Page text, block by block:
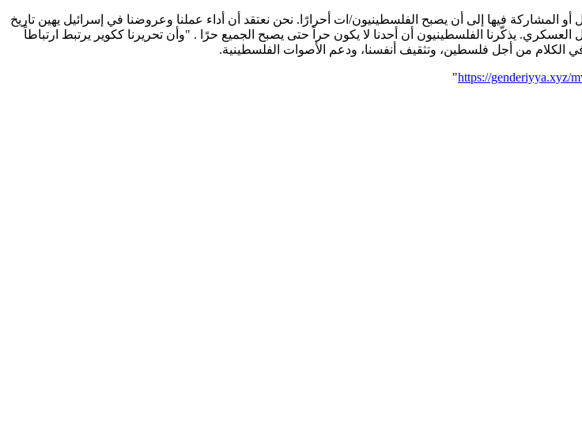
المشاركة فيها إلى أن يصبح الفلسطينيون/ات أحرارًا. نحن نعتقد أن أداء عملنا وعروضنا في إسرائيل يهين تاريخ
يذكّرنا الفلسطينيون أن أحدنا لا يكون حراً حتى يصبح الجميع حرًا . "وأن تحريرنا ككوير يرتبط ارتباطاً
الكلام من أجل فلسطين، وتثقيف أنفسنا، ودعم الأصوات الفلسطينية.
"